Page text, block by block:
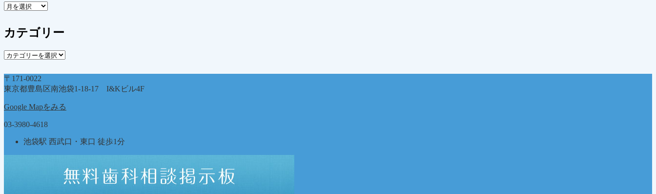
ア
カ
イ
カテゴリー
カ
ゴ
リ
〒171-0022
東京都豊島区南池袋1-18-17 I&Kビル4F
Google Mapをみる
03-3980-4618
池袋駅 西武口・東口 徒歩1分